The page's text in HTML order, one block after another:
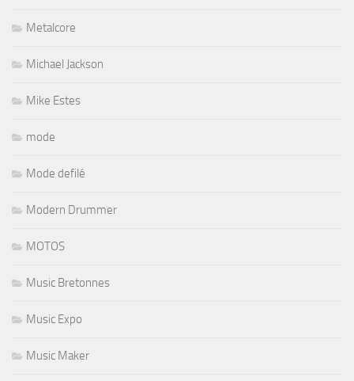
Metalcore
Michael Jackson
Mike Estes
mode
Mode defilé
Modern Drummer
MOTOS
Music Bretonnes
Music Expo
Music Maker